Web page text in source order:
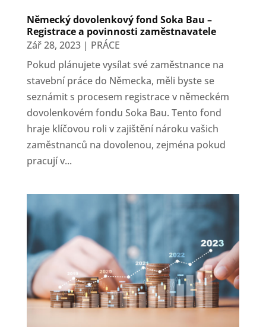
Německý dovolenkový fond Soka Bau –
Registrace a povinnosti zaměstnavatele
Zář 28, 2023| PRÁCE
Pokud plánujete vysílat své zaměstnance na
stavební práce do Německa, měli byste se
seznámit s procesem registrace v německém
dovolenkovém fondu Soka Bau. Tento fond
hraje klíčovou roli v zajištění nároku vašich
zaměstnanců na dovolenou, zejména pokud
pracují v...